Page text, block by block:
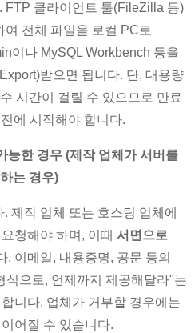
FTP 클라이언트 툴(FileZilla 등)
여 전체 파일을 로컬 PC로
이나 MySQL Workbench 등을
받으면 됩니다. 단, 대용량
시간이 걸릴 수 있으므로 만료
에 시작해야 합니다.
한 경우 (제작 업체가 서버를
는 경우)
제작 업체 또는 호스팅 업체에
청해야 하며, 이때 서면으로
. 이메일, 내용증명, 공문 등의
식으로, 언제까지 제공해달라"는
니다. 업체가 거부할 경우에는
어질 수 있습니다.